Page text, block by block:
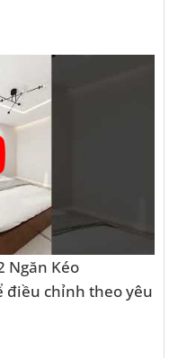
Ngăn Kéo
điều chỉnh theo yêu